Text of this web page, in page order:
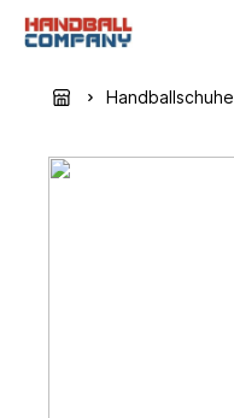
Handballschuhe